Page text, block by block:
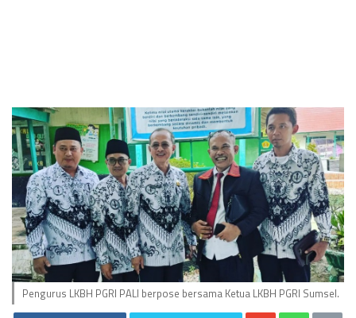
Pengurus LKBH PGRI PALI berpose bersama Ketua LKBH PGRI Sumsel.